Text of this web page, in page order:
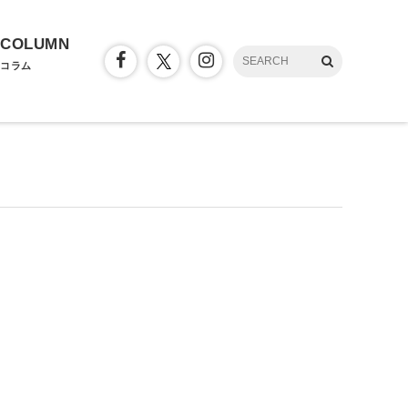
COLUMN
コラム